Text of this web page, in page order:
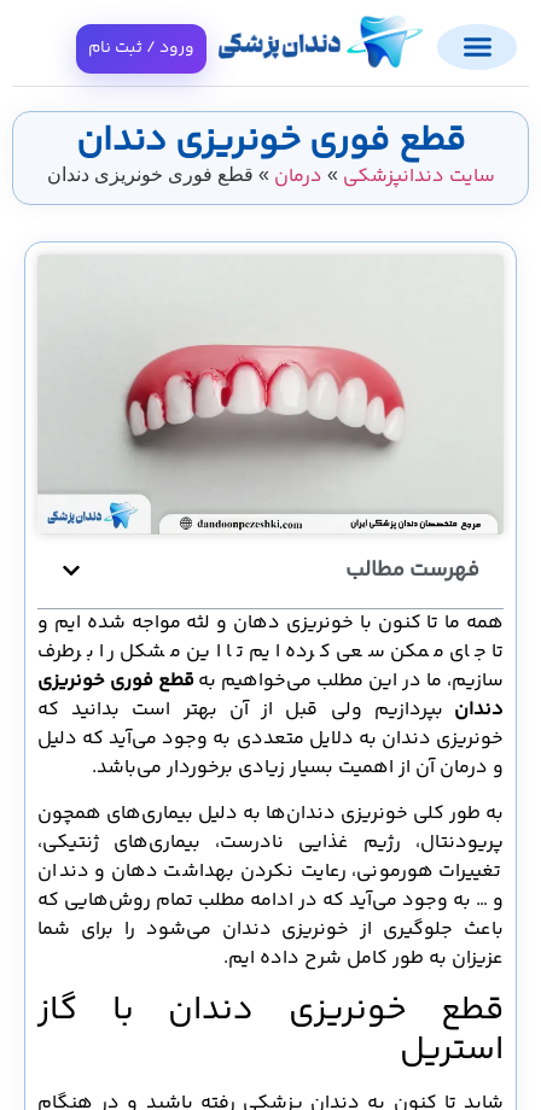
ورود / ثبت نام
قطع فوری خونریزی دندان
سایت دندانپزشکی»درمان»قطع فوری خونریزی دندان
فهرست مطالب
همه ما تا کنون با خونریزی دهان و لثه مواجه شده ایم و
تا جای ممکن سعی کرده ایم تا این مشکل را برطرف
سازیم، ما در این مطلب می‌خواهیم بهقطع فوری خونریزی
دندانبپردازیم ولی قبل از آن بهتر است بدانید که
خونریزی دندان به دلایل متعددی به وجود می‌آید که دلیل
و درمان آن از اهمیت بسیار زیادی برخوردار می‌باشد.
به طور کلی خونریزی دندان‌ها به دلیل بیماری‌های همچون
پریودنتال، رژیم غذایی نادرست، بیماری‌های ژنتیکی،
تغییرات هورمونی، رعایت نکردن بهداشت دهان و دندان
و … به وجود می‌آید که در ادامه مطلب تمام روش‌هایی که
باعث جلوگیری از خونریزی دندان می‌شود را برای شما
عزیزان به طور کامل شرح داده ایم.
قطع خونریزی دندان با گاز
استریل
شاید تا کنون به دندان پزشکی رفته باشید و در هنگام